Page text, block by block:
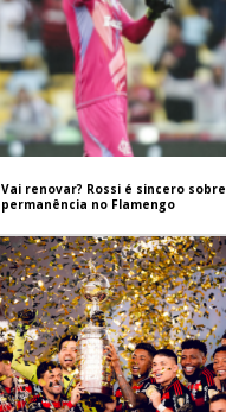
Vai renovar? Rossi é sincero sobre
permanência no Flamengo